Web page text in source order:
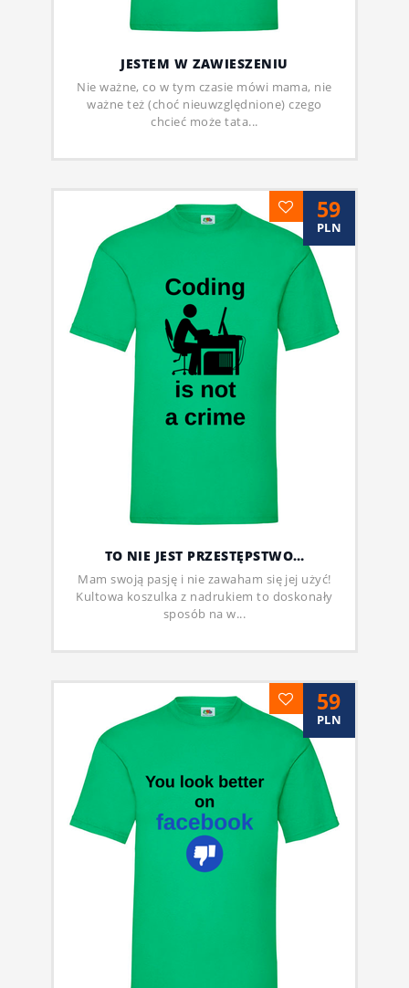
JESTEM W ZAWIESZENIU
Nie ważne, co w tym czasie mówi mama, nie
ważne też (choć nieuwzględnione) czego
chcieć może tata...
59
PLN
TO NIE JEST PRZESTĘPSTWO…
Mam swoją pasję i nie zawaham się jej użyć!
Kultowa koszulka z nadrukiem to doskonały
sposób na w...
59
PLN